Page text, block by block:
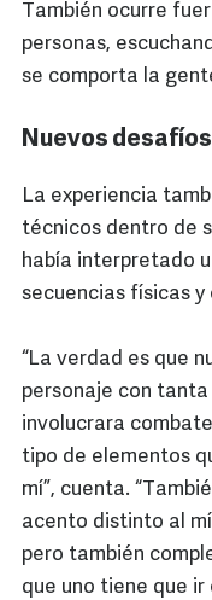
También ocurre
personas,
se comporta la
Nuevos
La experiencia
técnicos dentro de
había interpretado
secuencias físicas y
“La verdad es que
personaje con
involucrara
tipo de elementos
mí”, cuenta.
acento distinto al
pero también
que uno tiene que ir